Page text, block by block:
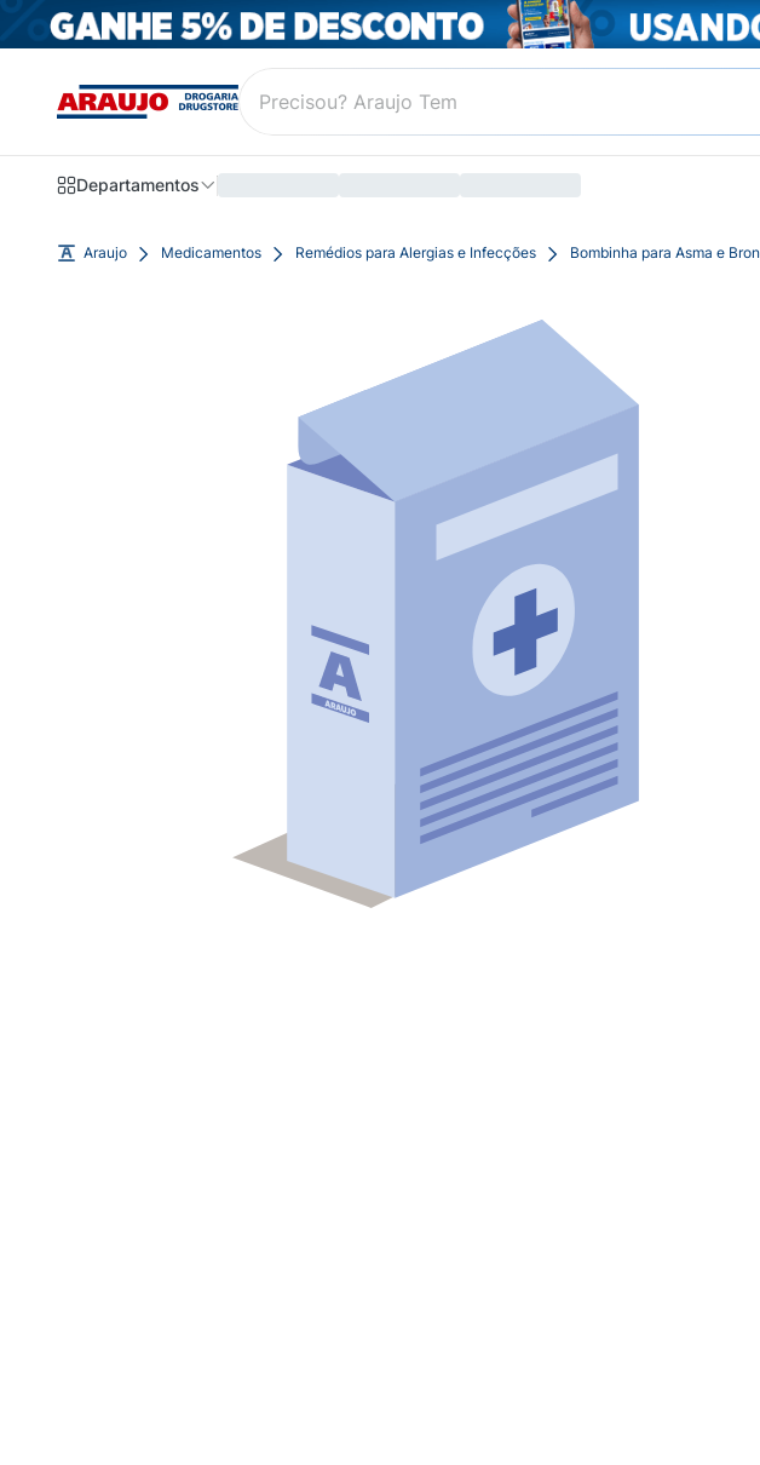
Departamentos
Araujo Medicamentos Remédios para Alergias e Infecções Bombinha para Asma e